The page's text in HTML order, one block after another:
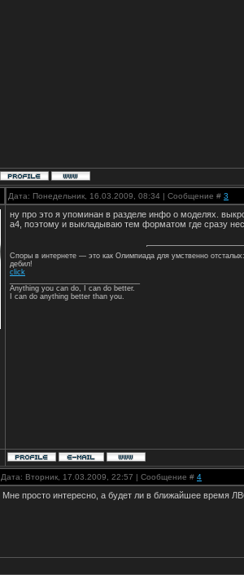
Дата: Понедельник, 16.03.2009, 08:34 | Сообщение # 3
ну про это я упоминан в разделе инфо о моделях.
а4, поэтому и выкладываю тем форматом где сразу
Споры в интернете — это как Олимпиада для умственно
дебил!
click
Anything you can do, I can do better.
I can do anything better than you.
Дата: Вторник, 17.03.2009, 22:57 | Сообщение # 4
Мне просто интересно, а будет ли в ближайшее время